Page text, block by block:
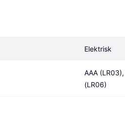
Elektrisk
AAA
(LR06)